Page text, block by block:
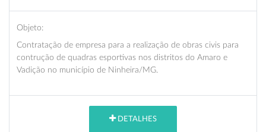
Objeto:
Contratação de empresa para a realização de obras civis para
contrução de quadras esportivas nos distritos do Amaro e
Vadição no município de Ninheira/MG.
DETALHES